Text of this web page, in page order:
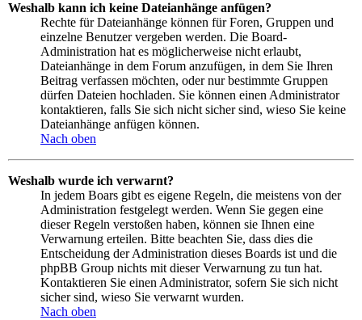
Weshalb kann ich keine Dateianhänge anfügen?
Rechte für Dateianhänge können für Foren, Gruppen und
einzelne Benutzer vergeben werden. Die Board-
Administration hat es möglicherweise nicht erlaubt,
Dateianhänge in dem Forum anzufügen, in dem Sie Ihren
Beitrag verfassen möchten, oder nur bestimmte Gruppen
dürfen Dateien hochladen. Sie können einen Administrator
kontaktieren, falls Sie sich nicht sicher sind, wieso Sie keine
Dateianhänge anfügen können.
Nach oben
Weshalb wurde ich verwarnt?
In jedem Boars gibt es eigene Regeln, die meistens von der
Administration festgelegt werden. Wenn Sie gegen eine
dieser Regeln verstoßen haben, können sie Ihnen eine
Verwarnung erteilen. Bitte beachten Sie, dass dies die
Entscheidung der Administration dieses Boards ist und die
phpBB Group nichts mit dieser Verwarnung zu tun hat.
Kontaktieren Sie einen Administrator, sofern Sie sich nicht
sicher sind, wieso Sie verwarnt wurden.
Nach oben